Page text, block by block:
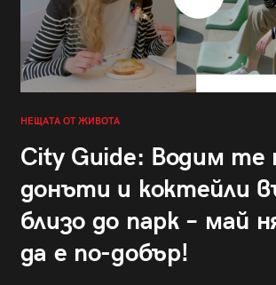
НЕЩАТА ОТ ЖИВОТА
City Guide: Водим те
донъти и коктейли
близо до парк – май
да е по-добър!